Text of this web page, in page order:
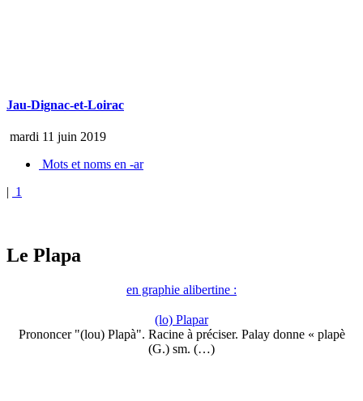
Jau-Dignac-et-Loirac
mardi 11 juin 2019
Mots et noms en -ar
| 1
Le Plapa
en graphie alibertine :
(lo) Plapar
Prononcer "(lou) Plapà". Racine à préciser. Palay donne « plapè
(G.) sm. (…)